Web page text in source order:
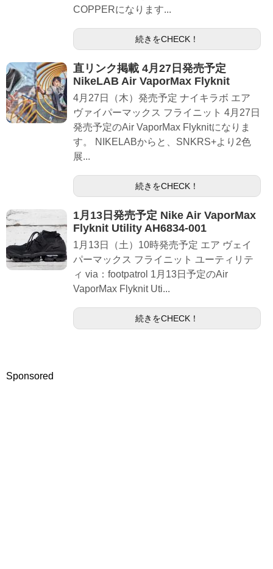
COPPERになります...
続きをCHECK！
直リンク掲載 4月27日発売予定
NikeLAB Air VaporMax Flyknit
4月27日（木）発売予定 ナイキラボ エア
ヴァイパーマックス フライニット 4月27日
発売予定のAir VaporMax Flyknitになりま
す。 NIKELABからと、SNKRS+より2色
展...
続きをCHECK！
1月13日発売予定 Nike Air VaporMax
Flyknit Utility AH6834-001
1月13日（土）10時発売予定 エア ヴェイ
パーマックス フライニット ユーティリテ
ィ via：footpatrol 1月13日予定のAir
VaporMax Flyknit Uti...
続きをCHECK！
Sponsored